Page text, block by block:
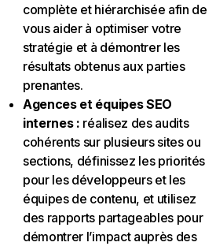
complète et hiérarchisée afin de
vous aider à optimiser votre
stratégie et à démontrer les
résultats obtenus aux parties
prenantes.
Agences et équipes SEO
internes : réalisez des audits
cohérents sur plusieurs sites ou
sections, définissez les priorités
pour les développeurs et les
équipes de contenu, et utilisez
des rapports partageables pour
démontrer l’impact auprès des